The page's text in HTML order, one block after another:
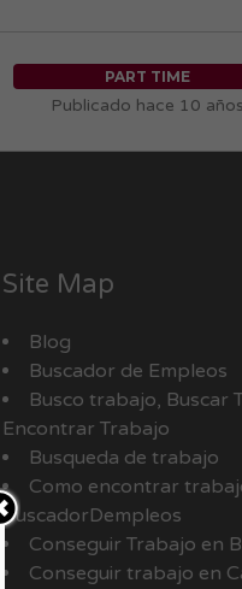
PART TIME
Publicado hace 10 años
Site Map
Blog
Buscador de Empleos
Busco trabajo, Buscar
Encontrar Trabajo
Busqueda de trabajo
Como encontrar
BuscadorDempleos
Conseguir Trabajo en
Conseguir trabajo en